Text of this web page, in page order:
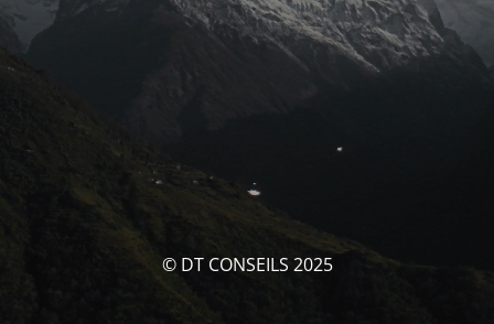
© DT CONSEILS 2025